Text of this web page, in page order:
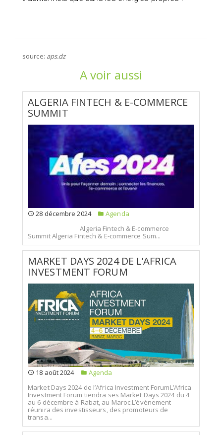
source: aps.dz
A voir aussi
ALGERIA FINTECH & E-COMMERCE
SUMMIT
28 décembre 2024
Agenda
Algeria Fintech & E-commerce
Summit Algeria Fintech & E-commerce Sum...
MARKET DAYS 2024 DE L’AFRICA
INVESTMENT FORUM
18 août 2024
Agenda
Market Days 2024 de l’Africa Investment ForumL’Africa
Investment Forum tiendra ses Market Days 2024 du 4
au 6 décembre à Rabat, au Maroc.L’événement
réunira des investisseurs, des promoteurs de
transa...